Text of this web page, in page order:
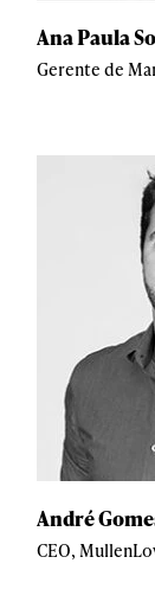
Ana Paula
Gerente de
André
CEO,